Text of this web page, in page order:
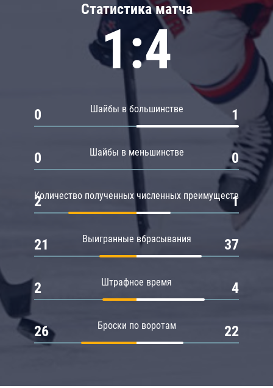
Статистика матча
1:4
Шайбы в большинстве
0 1
Шайбы в меньшинстве
0 0
Количество полученных численных преимуществ
2 1
Выигранные вбрасывания
21 37
Штрафное время
2 4
Броски по воротам
26 22